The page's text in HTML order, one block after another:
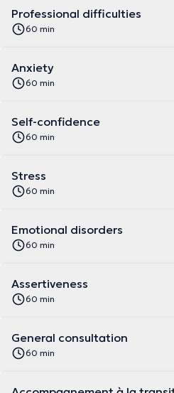
Professional difficulties
60 min
Anxiety
60 min
Self-confidence
60 min
Stress
60 min
Emotional disorders
60 min
Assertiveness
60 min
General consultation
60 min